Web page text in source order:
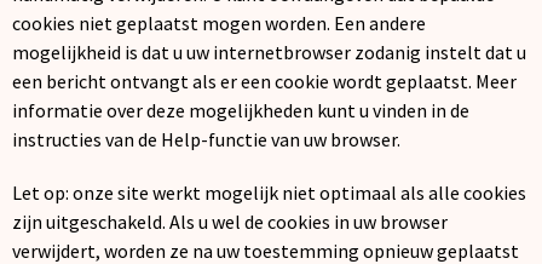
cookies niet geplaatst mogen worden. Een andere
mogelijkheid is dat u uw internetbrowser zodanig instelt dat u
een bericht ontvangt als er een cookie wordt geplaatst. Meer
informatie over deze mogelijkheden kunt u vinden in de
instructies van de Help-functie van uw browser.
Let op: onze site werkt mogelijk niet optimaal als alle cookies
zijn uitgeschakeld. Als u wel de cookies in uw browser
verwijdert, worden ze na uw toestemming opnieuw geplaatst